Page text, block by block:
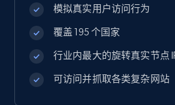
模拟真实用户访问行为
覆盖 195 个国家
行业内最大的旋转真实节点
可访问并抓取各类复杂网站